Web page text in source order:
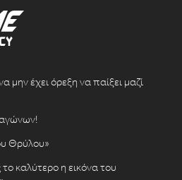
μην έχει όρεξη να παίξει μαζί
αγώνων!
Θρύλου»
καλύτερο η εικόνα του